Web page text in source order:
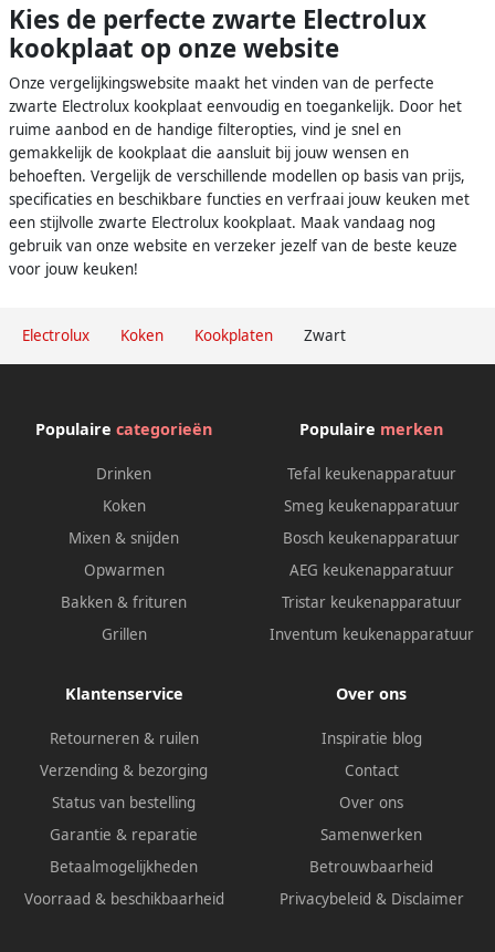
Electrolux Koken Kookplaten Zwart
Kies de perfecte zwarte Electrolux
kookplaat op onze website
Onze vergelijkingswebsite maakt het vinden van de perfecte
zwarte Electrolux kookplaat eenvoudig en toegankelijk. Door het
ruime aanbod en de handige filteropties, vind je snel en
gemakkelijk de kookplaat die aansluit bij jouw wensen en
behoeften. Vergelijk de verschillende modellen op basis van prijs,
specificaties en beschikbare functies en verfraai jouw keuken met
een stijlvolle zwarte Electrolux kookplaat. Maak vandaag nog
gebruik van onze website en verzeker jezelf van de beste keuze
voor jouw keuken!
Populaire categorieën
Drinken
Koken
Mixen & snijden
Opwarmen
Bakken & frituren
Grillen
Populaire merken
Tefal keukenapparatuur
Smeg keukenapparatuur
Bosch keukenapparatuur
AEG keukenapparatuur
Tristar keukenapparatuur
Inventum keukenapparatuur
Klantenservice
Retourneren & ruilen
Verzending & bezorging
Status van bestelling
Garantie & reparatie
Betaalmogelijkheden
Voorraad & beschikbaarheid
Over ons
Inspiratie blog
Contact
Over ons
Samenwerken
Betrouwbaarheid
Privacybeleid & Disclaimer